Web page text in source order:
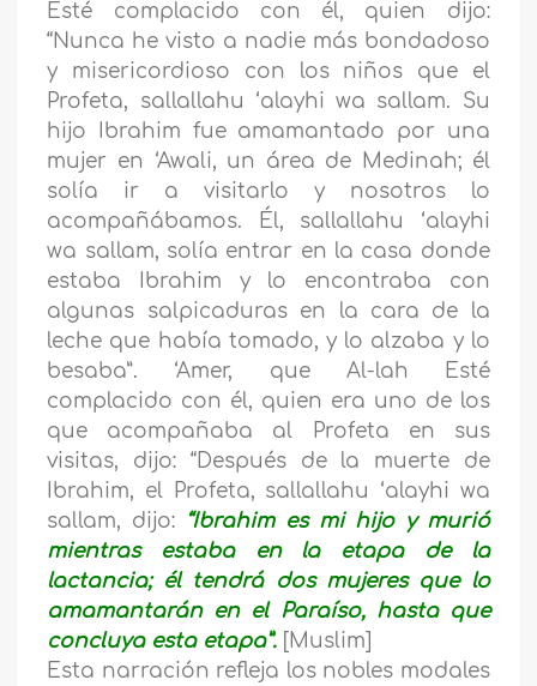
Esté complacido con él, quien dijo:
“Nunca he visto a nadie más bondadoso
y misericordioso con los niños que el
Profeta, sallallahu ‘alayhi wa sallam. Su
hijo Ibrahim fue amamantado por una
mujer en ‘Awali, un área de Medinah; él
solía ir a visitarlo y nosotros lo
acompañábamos. Él, sallallahu ‘alayhi
wa sallam, solía entrar en la casa donde
estaba Ibrahim y lo encontraba con
algunas salpicaduras en la cara de la
leche que había tomado, y lo alzaba y lo
besaba”. ‘Amer, que Al-lah Esté
complacido con él, quien era uno de los
que acompañaba al Profeta en sus
visitas, dijo: “Después de la muerte de
Ibrahim, el Profeta, sallallahu ‘alayhi wa
sallam, dijo:
“Ibrahim es mi hijo y murió
mientras estaba en la etapa de la
lactancia; él tendrá dos mujeres que lo
amamantarán en el Paraíso, hasta que
concluya esta etapa”. [Muslim]
Esta narración refleja los nobles modales